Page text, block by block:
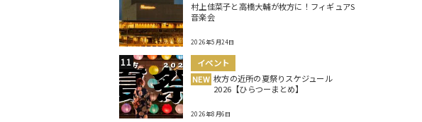
村上佳菜子と高橋大輔が枚方に！フィギュアS
音楽会
2026年5月24日
イベント
NEW 枚方の近所の夏祭りスケジュール
2026【ひらつーまとめ】
2026年8月6日